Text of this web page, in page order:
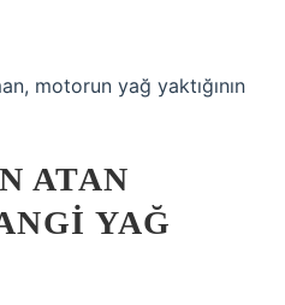
motorun yağ yaktığının
ATAN
YAĞ